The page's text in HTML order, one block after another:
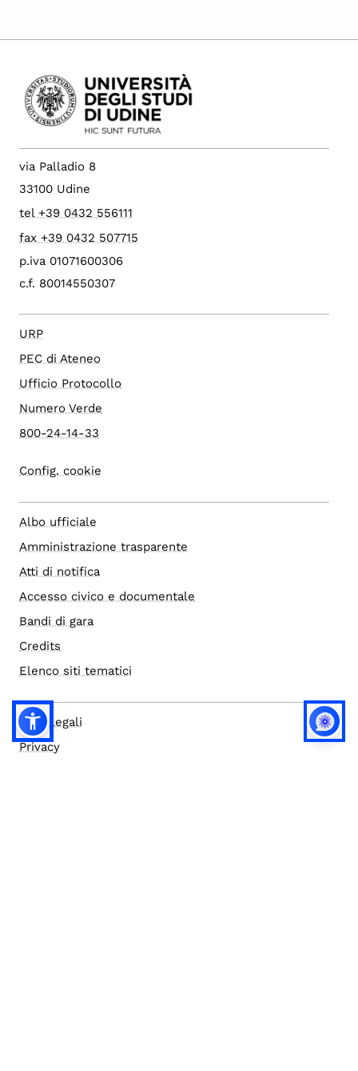
via Palladio 8
33100 Udine
tel +39 0432 556111
fax +39 0432 507715
p.iva 01071600306
c.f. 80014550307
URP
PEC di Ateneo
Ufficio Protocollo
Numero Verde
800-24-14-33
Config. cookie
Albo ufficiale
Amministrazione trasparente
Atti di notifica
Accesso civico e documentale
Bandi di gara
Credits
Elenco siti tematici
Note legali
Privacy